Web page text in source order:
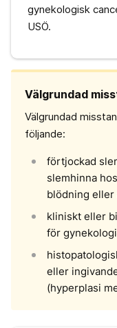
gynekologisk
USÖ.
Välgrundad
Välgrundad
följande:
förtjockad
slemhinna
blödning eller
kliniskt eller
för
eller
(hyperplasi